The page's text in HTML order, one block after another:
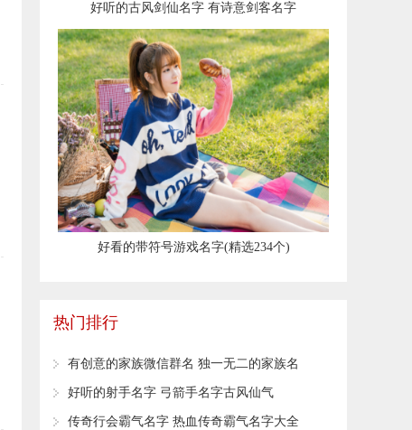
好听的古风剑仙名字 有诗意剑客名字
​好看的带符号游戏名字(精选234个)
热门排行
有创意的家族微信群名 独一无二的家族名
字
好听的射手名字 弓箭手名字古风仙气
传奇行会霸气名字 热血传奇霸气名字大全